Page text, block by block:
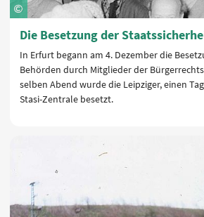
Die Besetzung der
In Erfurt begann am 4. Dezember die
Behörden durch Mitglieder der
selben Abend wurde die Leipziger, einen
Stasi-Zentrale besetzt.